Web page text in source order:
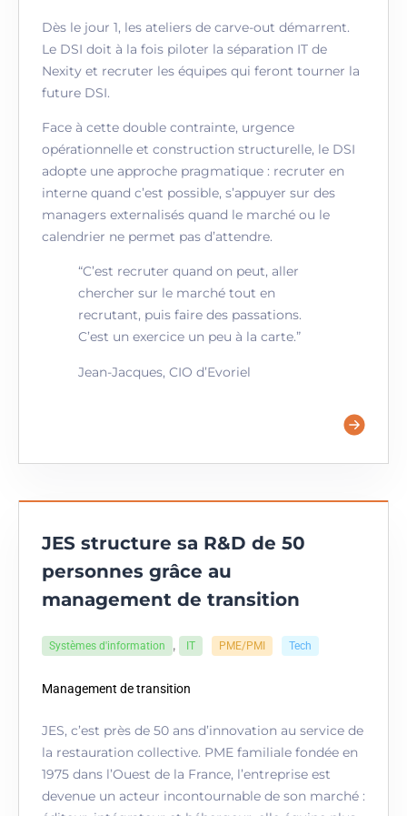
Dès le jour 1, les ateliers de carve-out démarrent.
Le DSI doit à la fois piloter la séparation IT de
Nexity et recruter les équipes qui feront tourner la
future DSI.
Face à cette double contrainte, urgence
opérationnelle et construction structurelle, le DSI
adopte une approche pragmatique : recruter en
interne quand c’est possible, s’appuyer sur des
managers externalisés quand le marché ou le
calendrier ne permet pas d’attendre.
“C’est recruter quand on peut, aller
chercher sur le marché tout en
recrutant, puis faire des passations.
C’est un exercice un peu à la carte.”
Jean-Jacques, CIO d’Evoriel
JES structure sa R&D de 50
personnes grâce au
management de transition
Systèmes d'information , IT PME/PMI Tech
Management de transition
JES, c’est près de 50 ans d’innovation au service de
la restauration collective. PME familiale fondée en
1975 dans l’Ouest de la France, l’entreprise est
devenue un acteur incontournable de son marché :